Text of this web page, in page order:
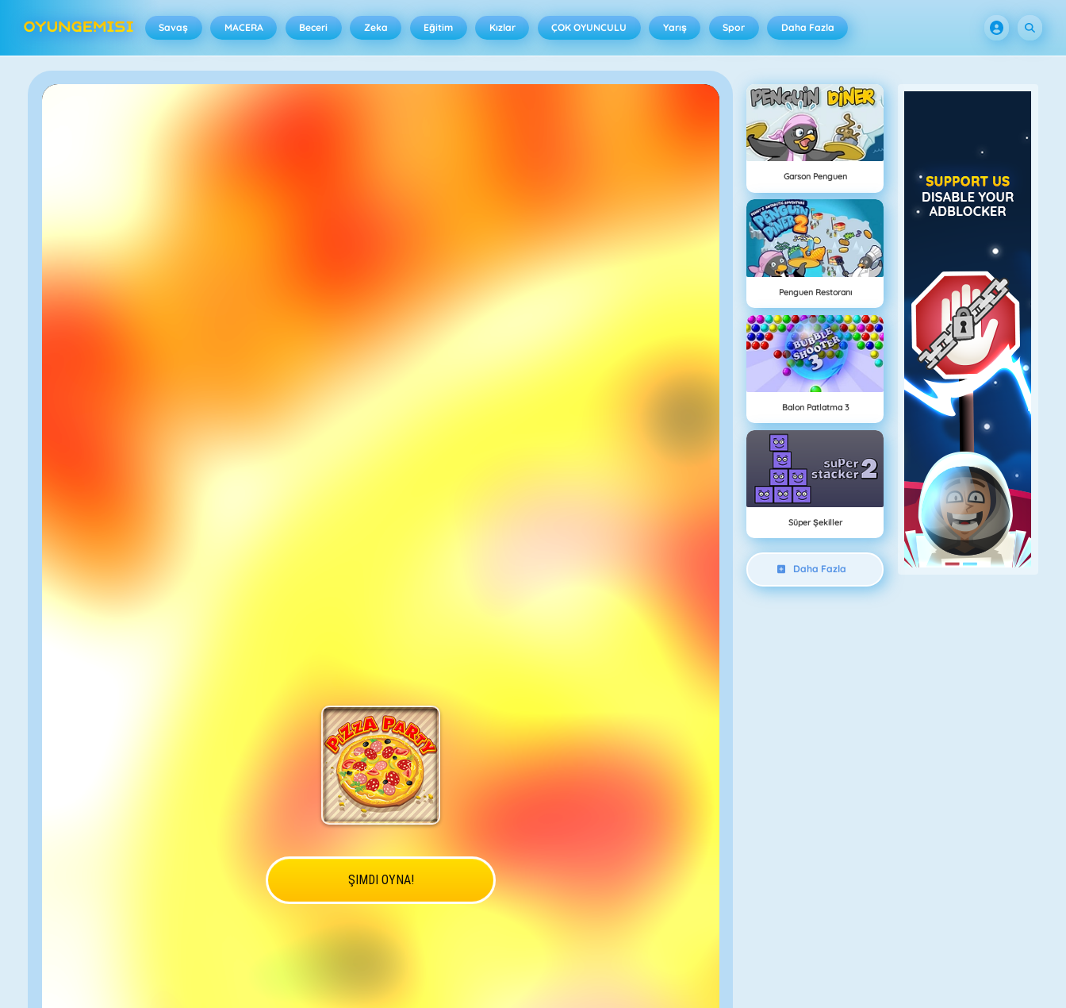
Savaş MACERA Beceri Zeka Eğitim Kızlar ÇOK OYUNCULU Yarış Spor Daha Fazla
Garson Penguen
Penguen Restoranı
Balon Patlatma 3
Süper Şekiller
Daha Fazla